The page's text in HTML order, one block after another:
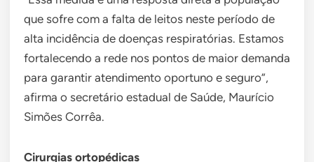
que sofre com a falta de leitos neste período de
alta incidência de doenças respiratórias. Estamos
fortalecendo a rede nos pontos de maior demanda
para garantir atendimento oportuno e seguro”,
afirma o secretário estadual de Saúde, Maurício
Simões Corrêa.
Cirurgias ortopédicas